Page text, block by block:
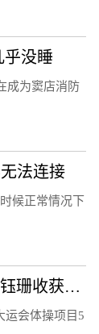
乎没睡
成为窦店消防
法连接
候正常情况下
成都大运会|大运会体操项目收官 欧钰珊收获第四金
运会体操项目5